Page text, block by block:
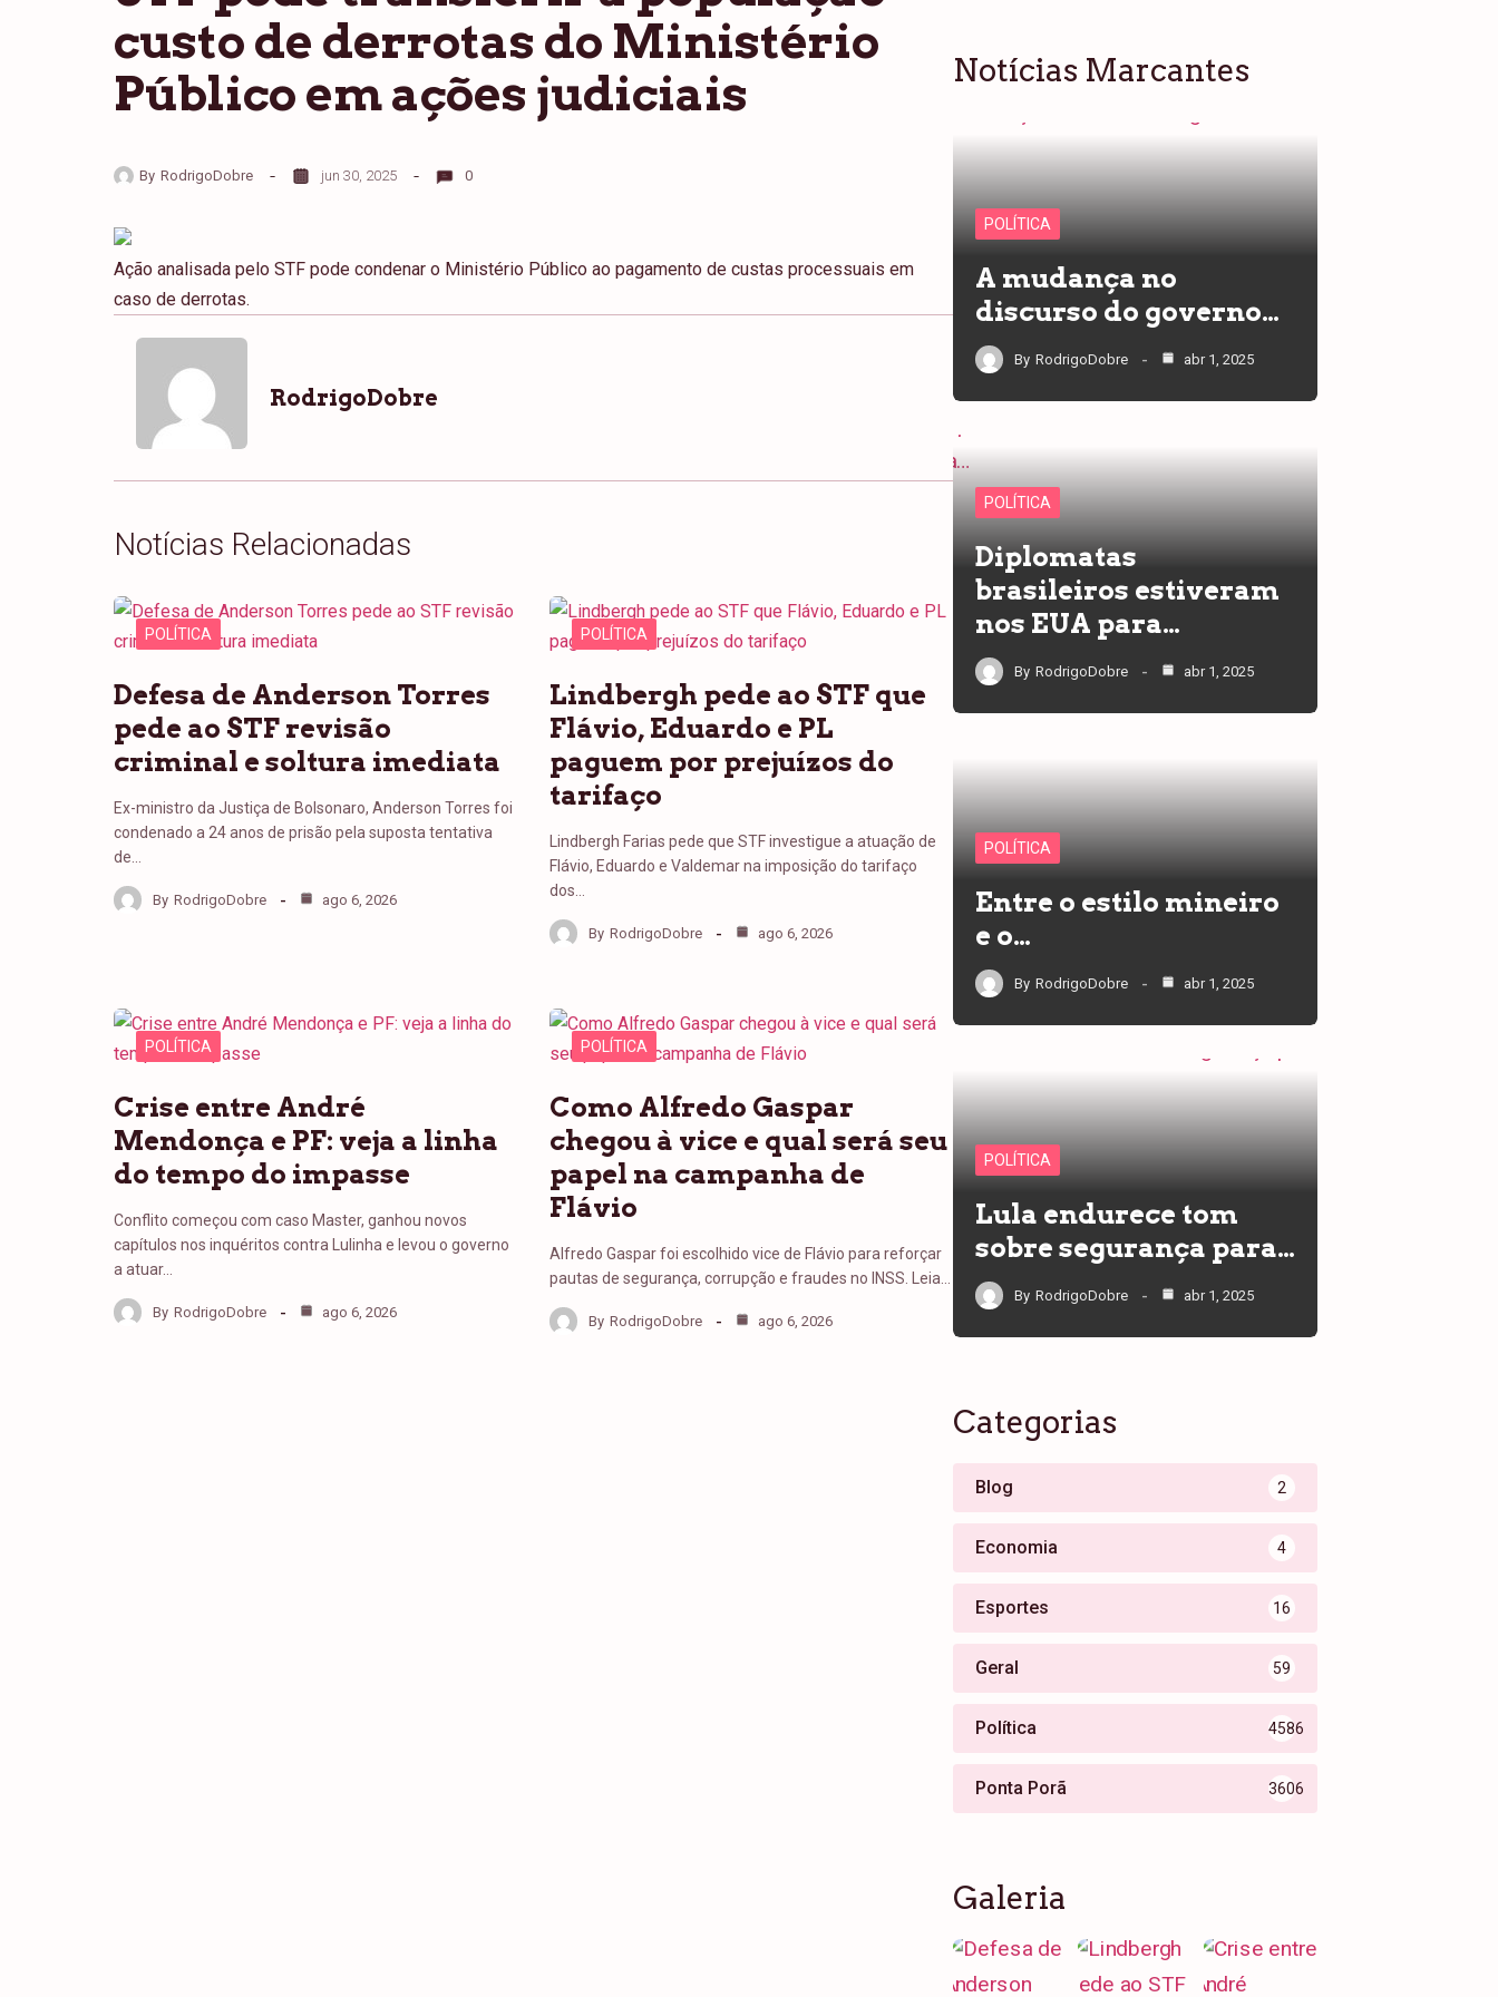
custo de derrotas do Ministério
Público em ações judiciais
By RodrigoDobre jun 30, 2025 0
Ação analisada pelo STF pode condenar o Ministério Público ao pagamento de custas processuais em
caso de derrotas.
RodrigoDobre
Notícias Relacionadas
POLÍTICA
Defesa de Anderson Torres
pede ao STF revisão
criminal e soltura imediata
Ex-ministro da Justiça de Bolsonaro, Anderson Torres foi
condenado a 24 anos de prisão pela suposta tentativa
de…
By RodrigoDobre ago 6, 2026
POLÍTICA
Lindbergh pede ao STF que
Flávio, Eduardo e PL
paguem por prejuízos do
tarifaço
Lindbergh Farias pede que STF investigue a atuação de
Flávio, Eduardo e Valdemar na imposição do tarifaço
dos…
By RodrigoDobre ago 6, 2026
POLÍTICA
Crise entre André
Mendonça e PF: veja a linha
do tempo do impasse
Conflito começou com caso Master, ganhou novos
capítulos nos inquéritos contra Lulinha e levou o governo
a atuar…
By RodrigoDobre ago 6, 2026
POLÍTICA
Como Alfredo Gaspar
chegou à vice e qual será seu
papel na campanha de
Flávio
Alfredo Gaspar foi escolhido vice de Flávio para reforçar
pautas de segurança, corrupção e fraudes no INSS. Leia…
By RodrigoDobre ago 6, 2026
Notícias Marcantes
POLÍTICA
A mudança no
discurso do governo…
By RodrigoDobre abr 1, 2025
POLÍTICA
Diplomatas
brasileiros estiveram
nos EUA para…
By RodrigoDobre abr 1, 2025
POLÍTICA
Entre o estilo mineiro
e o…
By RodrigoDobre abr 1, 2025
POLÍTICA
Lula endurece tom
sobre segurança para…
By RodrigoDobre abr 1, 2025
Categorias
Blog 2
Economia 4
Esportes 16
Geral 59
Política 4586
Ponta Porã 3606
Galeria